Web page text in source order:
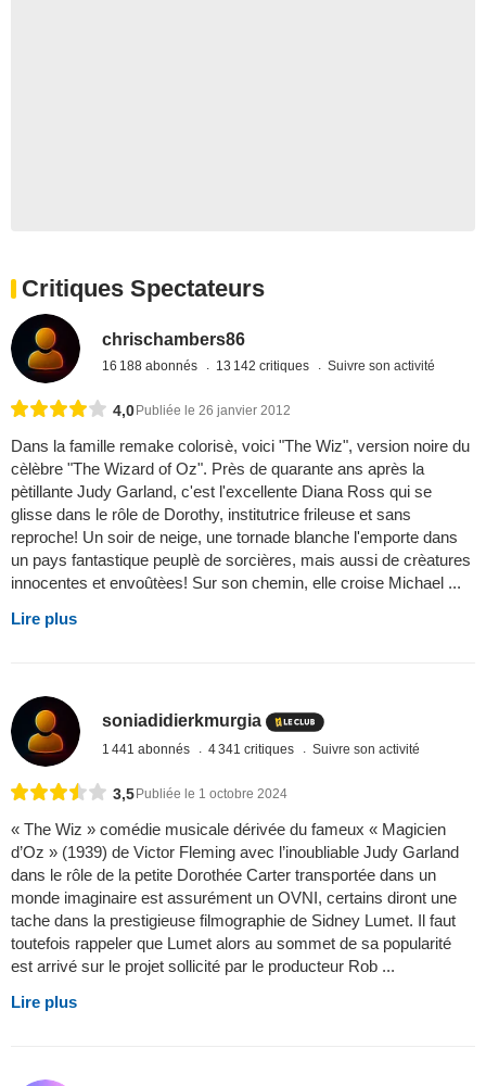
Critiques Spectateurs
chrischambers86
16 188 abonnés 13 142 critiques Suivre son activité
4,0 Publiée le 26 janvier 2012
Dans la famille remake colorisè, voici "The Wiz", version noire du
cèlèbre "The Wizard of Oz". Près de quarante ans après la
pètillante Judy Garland, c'est l'excellente Diana Ross qui se
glisse dans le rôle de Dorothy, institutrice frileuse et sans
reproche! Un soir de neige, une tornade blanche l'emporte dans
un pays fantastique peuplè de sorcières, mais aussi de crèatures
innocentes et envoûtèes! Sur son chemin, elle croise Michael ...
Lire plus
soniadidierkmurgia
1 441 abonnés 4 341 critiques Suivre son activité
3,5Publiée le 1 octobre 2024
« The Wiz » comédie musicale dérivée du fameux « Magicien
d’Oz » (1939) de Victor Fleming avec l’inoubliable Judy Garland
dans le rôle de la petite Dorothée Carter transportée dans un
monde imaginaire est assurément un OVNI, certains diront une
tache dans la prestigieuse filmographie de Sidney Lumet. Il faut
toutefois rappeler que Lumet alors au sommet de sa popularité
est arrivé sur le projet sollicité par le producteur Rob ...
Lire plus